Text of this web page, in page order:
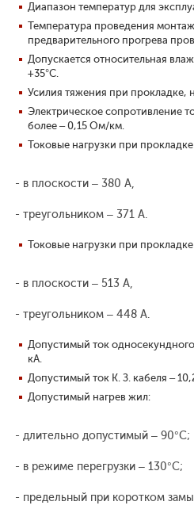
Диапазон температур для
Температура проведения
предварительного прогрева
Допускается относительная
+35°С.
Усилия тяжения при прокладке,
Электрическое сопротивление
более – 0,15 Ом/км.
Токовые нагрузки при прокладке
- в плоскости – 380 А,
- треугольником – 371 А.
Токовые нагрузки при
- в плоскости – 513 А,
- треугольником – 448 А.
Допустимый ток
кА.
Допустимый ток К. З. кабеля –
Допустимый нагрев жил:
- длительно допустимый – 90°С;
- в режиме перегрузки – 130°С;
- предельный при коротком